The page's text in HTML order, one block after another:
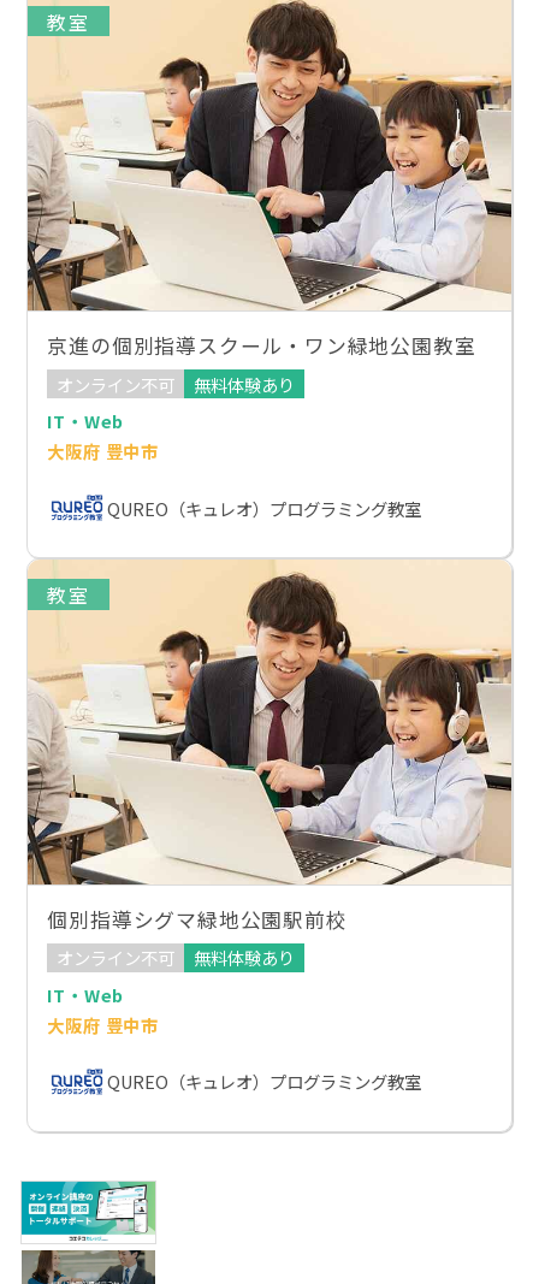
教室
京進の個別指導スクール・ワン緑地公園教室
オンライン不可
無料体験あり
IT・Web
大阪府 豊中市
QUREO（キュレオ）プログラミング教室
教室
個別指導シグマ緑地公園駅前校
オンライン不可
無料体験あり
IT・Web
大阪府 豊中市
QUREO（キュレオ）プログラミング教室